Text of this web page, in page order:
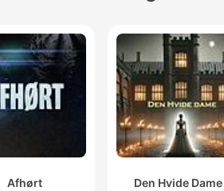
Afhørt Den Hvide Dame